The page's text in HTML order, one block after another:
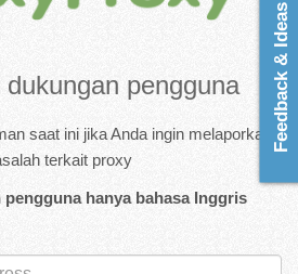
pengguna
saat ini jika Anda ingin melaporkan
terkait proxy
hanya bahasa Inggris
Feedback & Ideas